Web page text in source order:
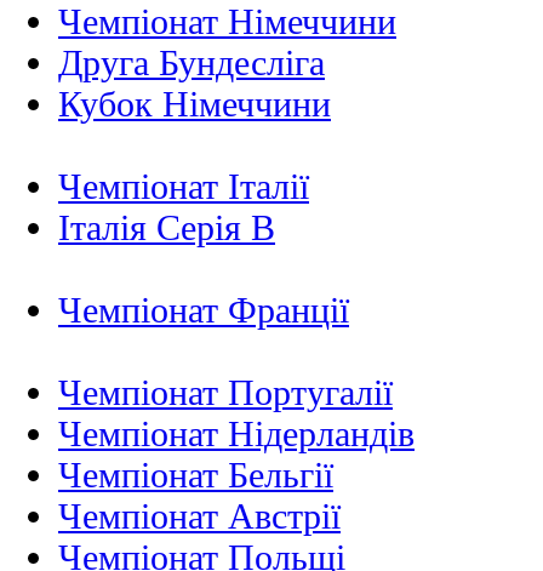
Чемпіонат Німеччини
Друга Бундесліга
Кубок Німеччини
Чемпіонат Італії
Італія Серія B
Чемпіонат Франції
Чемпіонат Португалії
Чемпіонат Нідерландiв
Чемпіонат Бельгії
Чемпіонат Австрії
Чемпіонат Польщі